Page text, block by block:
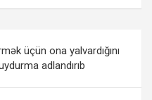
üçün ona yalvardığını
adlandırıb